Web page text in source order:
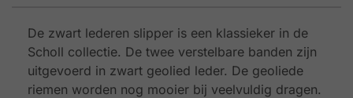
De zwart lederen slipper is een klassieker in de
Scholl collectie. De twee verstelbare banden zijn
uitgevoerd in zwart geolied leder. De geoliede
riemen worden nog mooier bij veelvuldig dragen.